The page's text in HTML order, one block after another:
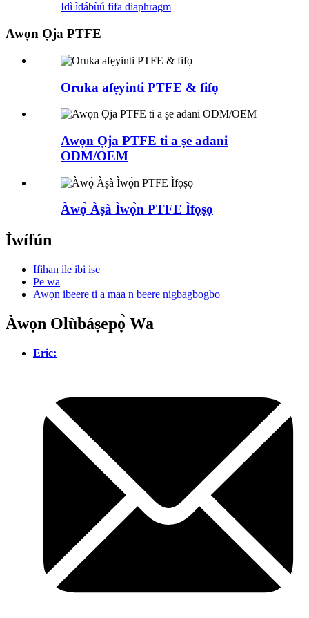
Idì ìdábùú fifa diaphragm
Awọn Ọja PTFE
Oruka afẹyinti PTFE & fifọ
Awọn Ọja PTFE ti a ṣe adani
ODM/OEM
Àwọ̀ Àṣà Ìwọ̀n PTFE Ìfọṣọ
Ìwífún
Ifihan ile ibi ise
Pe wa
Awọn ibeere ti a maa n beere nigbagbogbo
Àwọn Olùbáṣepọ̀ Wa
Eric: